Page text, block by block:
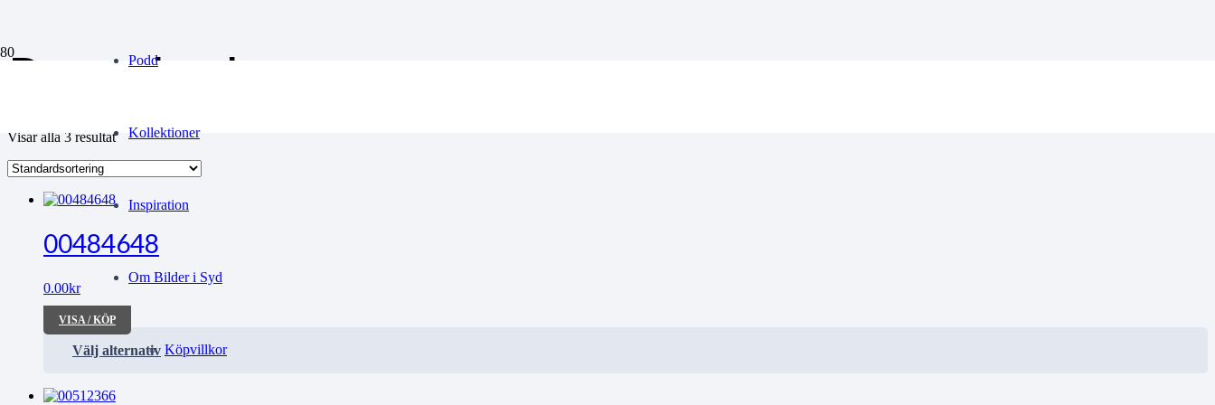
Podd
Kollektioner
Inspiration
Om Bilder i Syd
Köpvillkor
Rosenbad
Visar alla 3 resultat
00484648
0.00kr
VISA / KÖP
Välj alternativ